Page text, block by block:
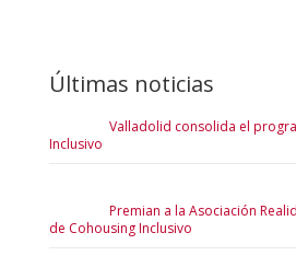
Últimas noticias
Valladolid consolida el
Inclusivo
Premian a la Asociación
de Cohousing Inclusivo